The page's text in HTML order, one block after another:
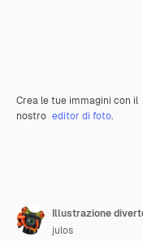
Crea le tue immagini con il
nostro editor di foto.
julos